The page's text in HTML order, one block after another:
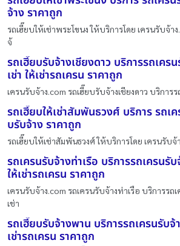
จ้าง ราคาถูก
รถเฮี๊ยบให้เช่าพระโขนง ให้บริการโดย เครนรับจ้า
จ้
รถเฮี๊ยบรับจ้างเชียงดาว บริการรถเคร
เช่า ให้เช่ารถเครน ราคาถูก
เครนรับจ้าง.com รถเฮี๊ยบรับจ้างเชียงดาว บริการร
รถเฮี๊ยบให้เช่าสัมพันธวงศ์ บริการ รถเ
บรับจ้าง ราคาถูก
รถเฮี๊ยบให้เช่าสัมพันธวงศ์ ให้บริการโดย เครนรับจ้
รถเครนรับจ้างท่าเรือ บริการรถเครนรับ
ให้เช่ารถเครน ราคาถูก
เครนรับจ้าง.com รถเครนรับจ้างท่าเรือ บริการรถ
เช่า
รถเฮี๊ยบรับจ้างพาน บริการรถเครนรับจ้
เช่ารถเครน ราคาถูก